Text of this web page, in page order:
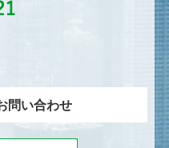
問い合わせ